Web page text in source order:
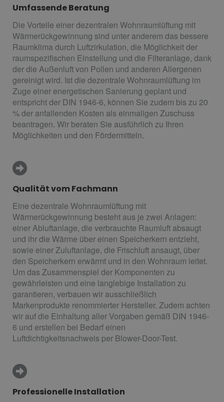
Umfassende Beratung
Die Vorteile einer dezentralen Wohnraumlüftung mit
Wärmerückgewinnung sind unter anderem das bessere
Raumklima durch Luftzirkulation, die Möglichkeit der
raumspezifischen Einstellung und die Filteranlage, dank
der die Außenluft von Pollen und anderen Allergenen
gereinigt wird. Ist die dezentrale Wohnraumlüftung im
Zuge einer energetischen Sanierung geplant und
entspricht der DIN 1946-6, können Sie zudem bis zu 20
% der anfallenden Kosten als einmaligen Zuschuss
beantragen. Wir beraten Sie ausführlich zu Ihren
Möglichkeiten und den Fördermitteln.
Qualität vom Fachmann
Eine dezentrale Wohnraumlüftung mit
Wärmerückgewinnung besteht aus je zwei Anlagen:
einer Abluftanlage, die verbrauchte Raumluft absaugt
und ihr die Wärme über einen Speicherkern entzieht,
sowie einer Zuluftanlage, die Frischluft ansaugt, über
den Speicherkern erwärmt und in den Wohnraum leitet.
Um das Zusammenspiel der Komponenten zu
gewährleisten und eine langlebige Installation zu
garantieren, verbauen wir ausschließlich
Markenprodukte renommierter Hersteller. Zudem achten
wir auf die Einhaltung aller Vorgaben gemäß DIN 1946-
6 und erstellen bei Bedarf einen
Luftdichtigkeitsnachweis per Blower-Door-Test.
Professionelle Installation